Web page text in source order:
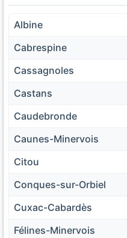
Albine
Cabrespine
Cassagnoles
Castans
Caudebronde
Caunes-Minervois
Citou
Conques-sur-Orbiel
Cuxac-Cabardès
Félines-Minervois